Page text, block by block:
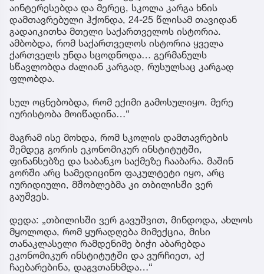
აინტერესებდა და მერეც, სკოლა კარგა ხნის
დამთავრებული ჰქონდა, 24-25 წლისამ თავიდან
გადაიკითხა მთელი საქართველოს ისტორია.
ამბობდა, რომ საქართველოს ისტორია ყველა
ქართველს უნდა სცოდნოდა… გერმანულს
სწავლობდა ძალიან კარგად, რუსულსაც კარგად
ფლობდა.
სულ ოცნებობდა, რომ ექიმი გამოსულიყო. მერე
იურისტობა მოიწადინა…“
მაგრამ ისე მოხდა, რომ სკოლის დამთავრების
შემდეგ გორის ეკონომიკურ ინსტიტუტში,
ფინანსებზე და საბანკო საქმეზე ჩააბარა. მაშინ
გორში არც სამედიცინო ფაკულტეტი იყო, არც
იურიდიული, მშობლებმა კი თბილისში ვერ
გაუშვეს.
დედა: „თბილისში ვერ გავუშვით, მინდოდა, ახლოს
მყოლოდა, რომ ყურადღება მიმექცია, მისი
თანაკლასელი რამდენიმე ბიჭი აბარებდა
ეკონომიკურ ინსტიტუტში და ვურჩიეთ, აქ
ჩაებარებინა, დაგვთანხმდა…“